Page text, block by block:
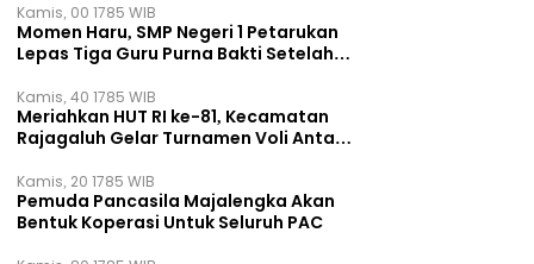
Kamis, 00 1785 WIB
Momen Haru, SMP Negeri 1 Petarukan
Lepas Tiga Guru Purna Bakti Setelah
Kamis, 40 1785 WIB
Meriahkan HUT RI ke-81, Kecamatan
Rajagaluh Gelar Turnamen Voli Antar
Kamis, 20 1785 WIB
Pemuda Pancasila Majalengka Akan
Bentuk Koperasi Untuk Seluruh PAC